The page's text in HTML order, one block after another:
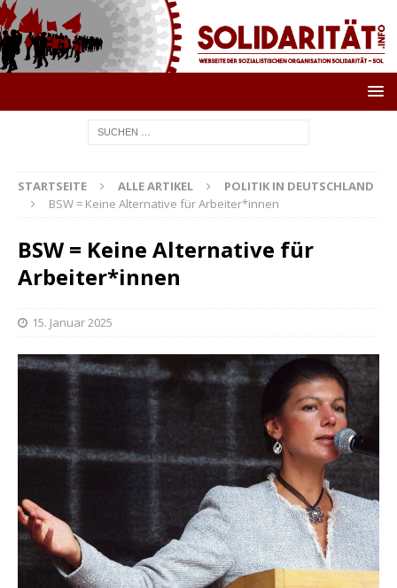
STARTSEITE ALLE ARTIKEL
POLITIK IN DEUTSCHLAND
BSW = Keine Alternative für Arbeiter*innen
BSW = Keine Alternative für
Arbeiter*innen
15. Januar 2025